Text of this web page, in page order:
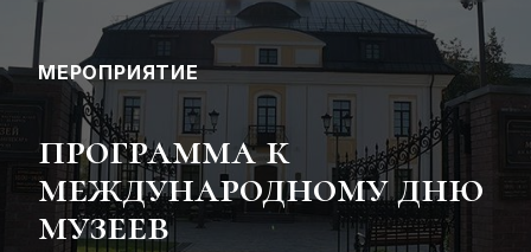
МЕРОПРИЯТИЕ
программа к
международному дню
музеев